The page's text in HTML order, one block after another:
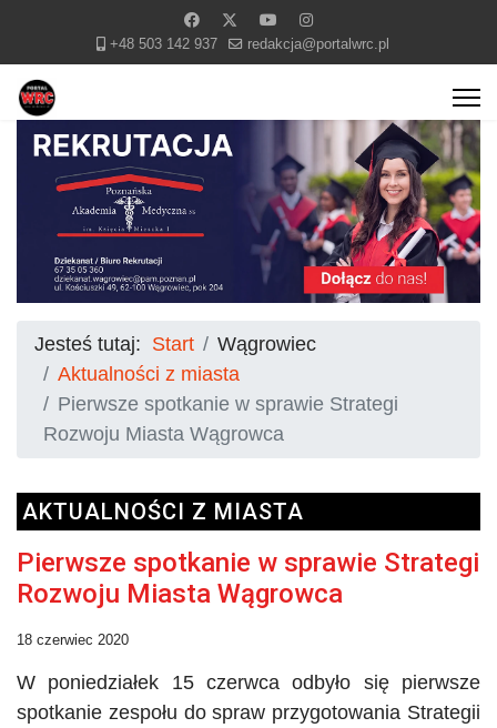
+48 503 142 937 redakcja@portalwrc.pl
Jesteś tutaj: Start
Wągrowiec
Aktualności z miasta
Pierwsze spotkanie w sprawie Strategi
Rozwoju Miasta Wągrowca
AKTUALNOŚCI Z MIASTA
Pierwsze spotkanie w sprawie Strategi
Rozwoju Miasta Wągrowca
18 czerwiec 2020
W poniedziałek 15 czerwca odbyło się pierwsze
spotkanie zespołu do spraw przygotowania Strategii